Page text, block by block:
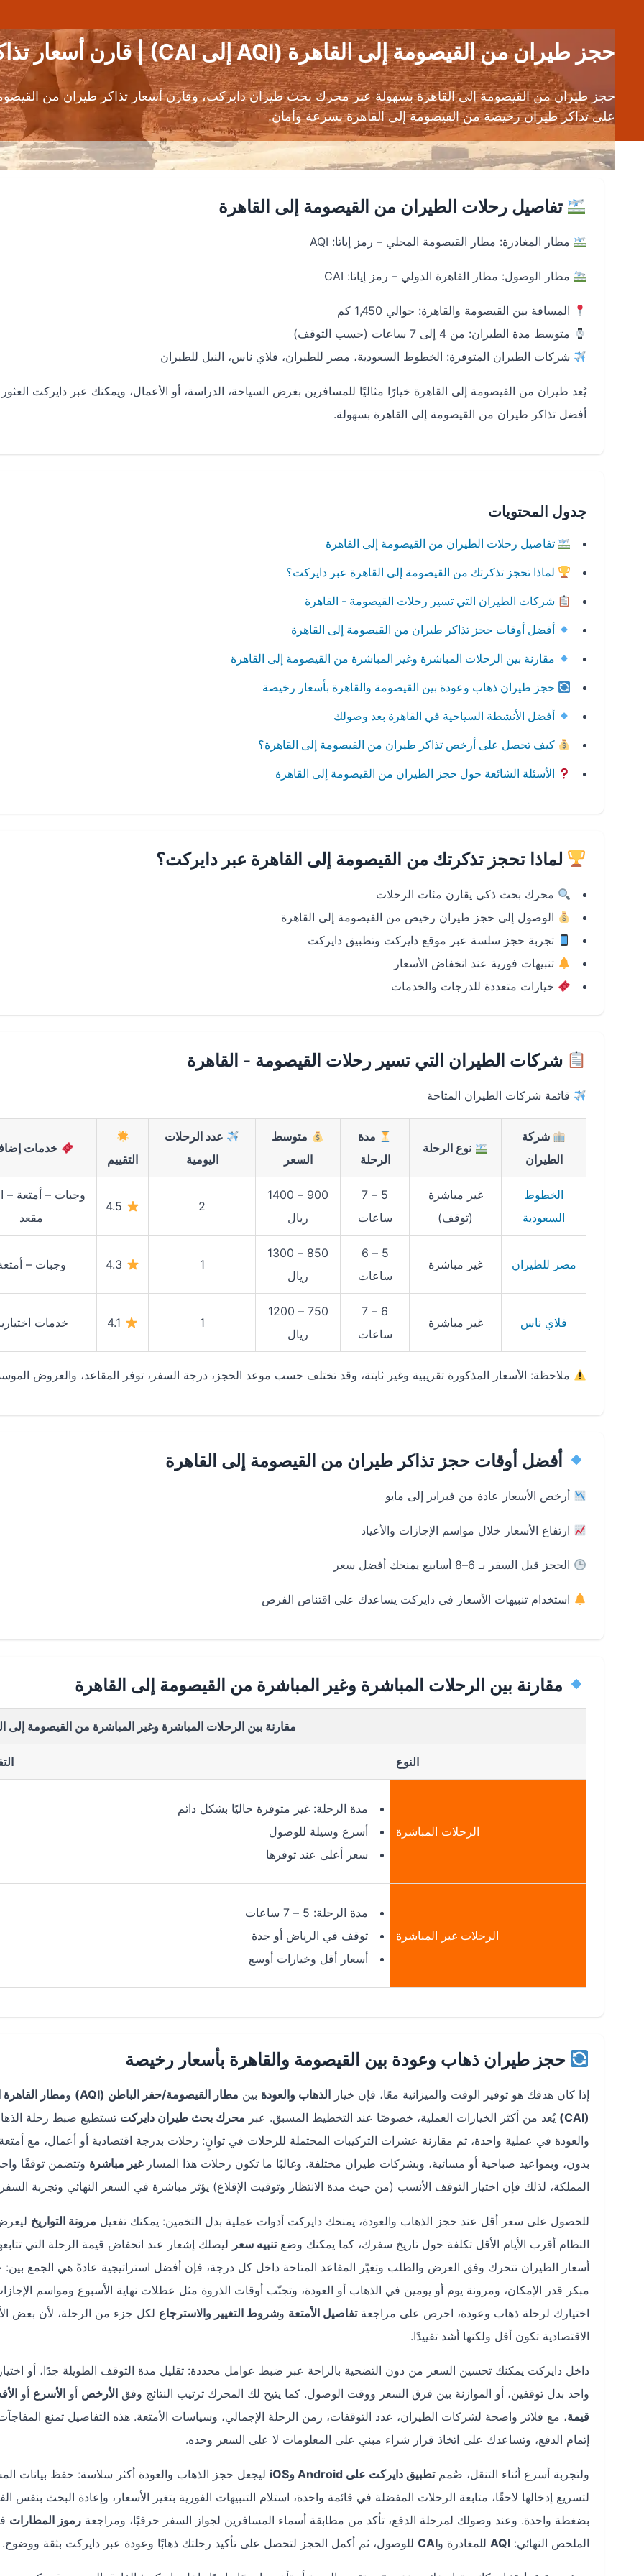
حجز طيران من القيصومة إلى القاهرة (AQI إلى CAI) | قارن أسعار تذاكر الطيران
حجز طيران من القيصومة إلى القاهرة بسهولة عبر محرك بحث طيران دايركت، وقارن أسعار تذاكر طيران من
على تذاكر طيران رخيصة من القيصومة إلى القاهرة بسرعة وأمان.
تفاصيل رحلات الطيران من القيصومة إلى القاهرة
مطار المغادرة: مطار القيصومة المحلي – رمز إياتا: AQI
مطار الوصول: مطار القاهرة الدولي – رمز إياتا: CAI
المسافة بين القيصومة والقاهرة: حوالي 1,450 كم
متوسط مدة الطيران: من 4 إلى 7 ساعات (حسب التوقف)
شركات الطيران المتوفرة: الخطوط السعودية، مصر للطيران، فلاي ناس، النيل للطيران
يُعد طيران من القيصومة إلى القاهرة خيارًا مثاليًا للمسافرين بغرض السياحة، الدراسة، أو الأعمال، ويمكنك عبر دايركت
أفضل تذاكر طيران من القيصومة إلى القاهرة بسهولة.
جدول المحتويات
تفاصيل رحلات الطيران من القيصومة إلى القاهرة
لماذا تحجز تذكرتك من القيصومة إلى القاهرة عبر دايركت؟
شركات الطيران التي تسير رحلات القيصومة - القاهرة
أفضل أوقات حجز تذاكر طيران من القيصومة إلى القاهرة
مقارنة بين الرحلات المباشرة وغير المباشرة من القيصومة إلى القاهرة
حجز طيران ذهاب وعودة بين القيصومة والقاهرة بأسعار رخيصة
أفضل الأنشطة السياحية في القاهرة بعد وصولك
كيف تحصل على أرخص تذاكر طيران من القيصومة إلى القاهرة؟
الأسئلة الشائعة حول حجز الطيران من القيصومة إلى القاهرة
لماذا تحجز تذكرتك من القيصومة إلى القاهرة عبر دايركت؟
محرك بحث ذكي يقارن مئات الرحلات
الوصول إلى حجز طيران رخيص من القيصومة إلى القاهرة
تجربة حجز سلسة عبر موقع دايركت وتطبيق دايركت
تنبيهات فورية عند انخفاض الأسعار
خيارات متعددة للدرجات والخدمات
شركات الطيران التي تسير رحلات القيصومة - القاهرة
قائمة شركات الطيران المتاحة
شركة
الطيران
نوع الرحلة
مدة
الرحلة
متوسط
السعر
عدد الرحلات
اليومية
التقييم
خدمات
الخطوط
السعودية
غير مباشرة
(توقف)
5 – 7
ساعات
900 – 1400
ريال
2
وجبات – أمتعة –
مقعد
مصر للطيران غير مباشرة
5 – 6
ساعات
850 – 1300
ريال
1 وجبات –
فلاي ناس غير مباشرة
6 – 7
ساعات
750 – 1200
ريال
1 خدمات
ملاحظة: الأسعار المذكورة تقريبية وغير ثابتة، وقد تختلف حسب موعد الحجز، درجة السفر، توفر المقاعد، والعروض
أفضل أوقات حجز تذاكر طيران من القيصومة إلى القاهرة
أرخص الأسعار عادة من فبراير إلى مايو
ارتفاع الأسعار خلال مواسم الإجازات والأعياد
الحجز قبل السفر بـ 6–8 أسابيع يمنحك أفضل سعر
استخدام تنبيهات الأسعار في دايركت يساعدك على اقتناص الفرص
مقارنة بين الرحلات المباشرة وغير المباشرة من القيصومة إلى القاهرة
مقارنة بين الرحلات المباشرة وغير المباشرة من القيصومة إلى
النوع
الرحلات المباشرة
مدة الرحلة: غير متوفرة حاليًا بشكل دائم
أسرع وسيلة للوصول
سعر أعلى عند توفرها
الرحلات غير المباشرة
مدة الرحلة: 5 – 7 ساعات
توقف في الرياض أو جدة
أسعار أقل وخيارات أوسع
حجز طيران ذهاب وعودة بين القيصومة والقاهرة بأسعار رخيصة
إذا كان هدفك هو توفير الوقت والميزانية معًا، فإن خيار الذهاب والعودة بين مطار القيصومة/حفر الباطن (AQI) ومطار القاهرة
(CAI)
يُعد من أكثر الخيارات العملية، خصوصًا عند التخطيط المسبق. عبر محرك بحث طيران دايركت تستطيع ضبط رحلة
والعودة في عملية واحدة، ثم مقارنة عشرات التركيبات المحتملة للرحلات في ثوانٍ: رحلات بدرجة اقتصادية أو أعمال، مع
بدون، وبمواعيد صباحية أو مسائية، وبشركات طيران مختلفة. وغالبًا ما تكون رحلات هذا المسارغير مباشرة وتتضمن توقفًا
المملكة، لذلك فإن اختيار التوقف الأنسب (من حيث مدة الانتظار وتوقيت الإقلاع) يؤثر مباشرة في السعر النهائي وتجربة
للحصول على سعر أقل عند حجز الذهاب والعودة، يمنحك دايركت أدوات عملية بدل التخمين: يمكنك تفعيل مرونة التواريخ
النظام أقرب الأيام الأقل تكلفة حول تاريخ سفرك، كما يمكنك وضعتنبيه سعر ليصلك إشعار عند انخفاض قيمة الرحلة التي
أسعار الطيران تتحرك وفق العرض والطلب وتغيّر المقاعد المتاحة داخل كل درجة، فإن أفضل استراتيجية عادةً هي الجمع بين:
مبكر قدر الإمكان، ومرونة يوم أو يومين في الذهاب أو العودة، وتجنّب أوقات الذروة مثل عطلات نهاية الأسبوع ومواسم
اختيارك لرحلة ذهاب وعودة، احرص على مراجعةتفاصيل الأمتعة وشروط التغيير والاسترجاع لكل جزء من الرحلة، لأن بعض
الاقتصادية تكون أقل ولكنها أشد تقييدًا.
داخل دايركت يمكنك تحسين السعر من دون التضحية بالراحة عبر ضبط عوامل محددة: تقليل مدة التوقف الطويلة جدًا، أو
واحد بدل توقفين، أو الموازنة بين فرق السعر ووقت الوصول. كما يتيح لك المحرك ترتيب النتائج وفق الأرخص أو الأسرع أو
قيمة، مع فلاتر واضحة لشركات الطيران، عدد التوقفات، زمن الرحلة الإجمالي، وسياسات الأمتعة. هذه التفاصيل تمنع
إتمام الدفع، وتساعدك على اتخاذ قرار شراء مبني على المعلومات لا على السعر وحده.
ولتجربة أسرع أثناء التنقل، صُممتطبيق دايركت على Android وiOS
ليجعل حجز الذهاب والعودة أكثر سلاسة: حفظ بيانات
لتسريع إدخالها لاحقًا، متابعة الرحلات المفضلة في قائمة واحدة، استلام التنبيهات الفورية بتغير الأسعار، وإعادة البحث بنفس
بضغطة واحدة. وعند وصولك لمرحلة الدفع، تأكد من مطابقة أسماء المسافرين لجواز السفر حرفيًا، ومراجعة رموز المطارات
الملخص النهائي: AQI للمغادرة وCAI للوصول، ثم أكمل الحجز لتحصل على تأكيد رحلتك ذهابًا وعودة عبر دايركت بثقة ووضوح.